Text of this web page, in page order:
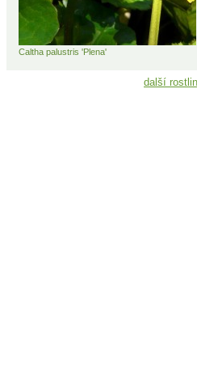
Caltha palustris 'Plena'
další